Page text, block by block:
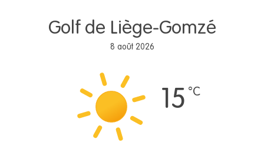
Golf de Liège-Gomzé
8 août 2026
15 °C